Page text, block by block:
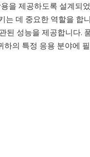
을 제공하도록 설계되
는 데 중요한 역할을 합
된 성능을 제공합니다.
의 특정 응용 분야에